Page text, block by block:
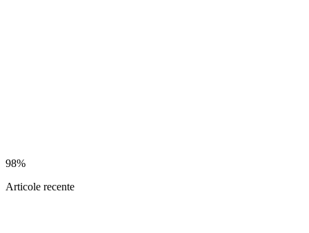
98%
Articole recente